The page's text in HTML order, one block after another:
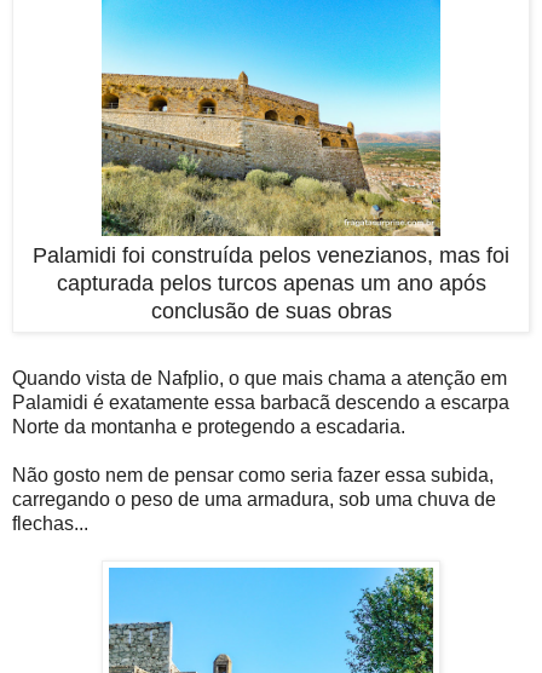
Palamidi foi construída pelos venezianos, mas foi
capturada pelos turcos apenas um ano após
conclusão de suas obras
Quando vista de Nafplio, o que mais chama a atenção em
Palamidi é exatamente essa barbacã descendo a escarpa
Norte da montanha e protegendo a escadaria.
Não gosto nem de pensar como seria fazer essa subida,
carregando o peso de uma armadura, sob uma chuva de
flechas...